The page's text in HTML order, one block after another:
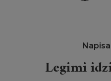
Legimi